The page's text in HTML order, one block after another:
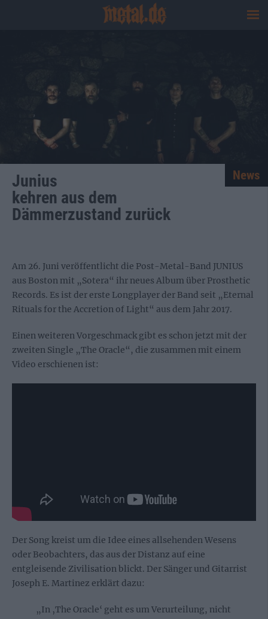
Junius
kehren aus dem
Dämmerzustand zurück
News
Am 26. Juni veröffentlicht die Post-Metal-Band JUNIUS
aus Boston mit „Sotera“ ihr neues Album über Prosthetic
Records. Es ist der erste Longplayer der Band seit „Eternal
Rituals for the Accretion of Light“ aus dem Jahr 2017.
Einen weiteren Vorgeschmack gibt es schon jetzt mit der
zweiten Single „The Oracle“, die zusammen mit einem
Video erschienen ist:
Der Song kreist um die Idee eines allsehenden Wesens
oder Beobachters, das aus der Distanz auf eine
entgleisende Zivilisation blickt. Der Sänger und Gitarrist
Joseph E. Martinez erklärt dazu:
„In ‚The Oracle‘ geht es um Verurteilung, nicht